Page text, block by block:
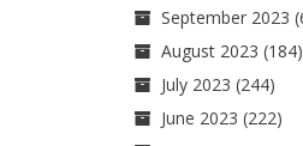
September 2023
August 2023 (184)
July 2023 (244)
June 2023 (222)